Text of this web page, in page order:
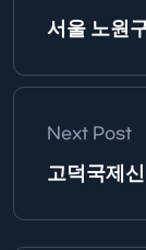
서울 노원
Next Post
고덕국제